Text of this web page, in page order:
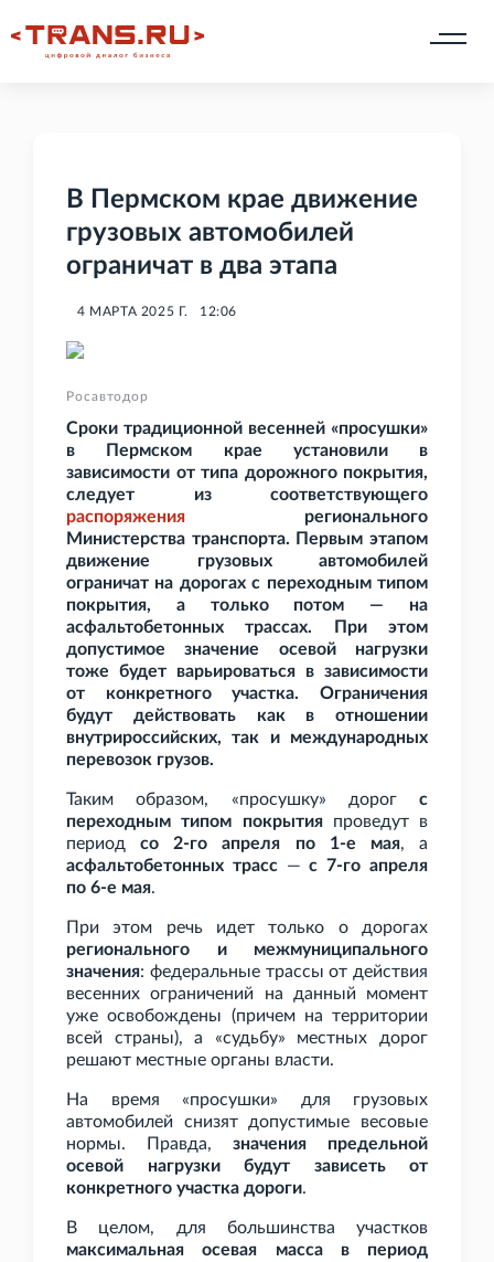
В Пермском крае движение
грузовых автомобилей
ограничат в два этапа
4 МАРТА 2025 Г. 12:06
Росавтодор
Сроки традиционной весенней «просушки»
в Пермском крае установили в
зависимости от типа дорожного покрытия,
следует из соответствующего
распоряжения регионального
Министерства транспорта. Первым этапом
движение грузовых автомобилей
ограничат на дорогах с переходным типом
покрытия, а только потом — на
асфальтобетонных трассах. При этом
допустимое значение осевой нагрузки
тоже будет варьироваться в зависимости
от конкретного участка. Ограничения
будут действовать как в отношении
внутрироссийских, так и международных
перевозок грузов.
Таким образом, «просушку» дорог с
переходным типом покрытияпроведут в
периодсо 2-го апреля по 1-е мая, а
асфальтобетонных трасс—с 7-го апреля
по 6-е мая.
При этом речь идет только о дорогах
регионального и межмуниципального
значения: федеральные трассы от действия
весенних ограничений на данный момент
уже освобождены (причем на территории
всей страны), а «судьбу» местных дорог
решают местные органы власти.
На время «просушки» для грузовых
автомобилей снизят допустимые весовые
нормы. Правда, значения предельной
осевой нагрузки будут зависеть от
конкретного участка дороги.
В целом, для большинства участков
максимальная осевая масса в период